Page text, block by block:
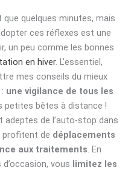
quelques minutes, mais
ces réflexes est une
un peu comme les bonnes
en hiver. L’essentiel,
mes conseils du mieux
une vigilance de tous les
petites bêtes à distance !
adeptes de l’auto-stop dans
profitent de déplacements
aux traitements. En
vous limitez les